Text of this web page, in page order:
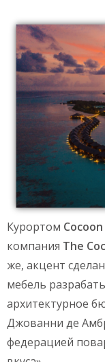
Курортом Cocoon
компания The
же, акцент
мебель
архитектурное
Джованни де
федерацией